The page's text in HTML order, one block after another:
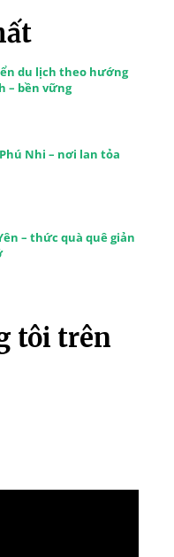
du lịch theo hướng
– bền vững
Nhi – nơi lan tỏa
– thức quà quê giản
tôi trên